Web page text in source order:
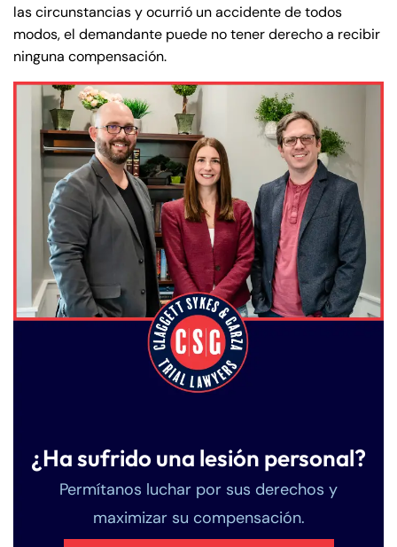
las circunstancias y ocurrió un accidente de todos
modos, el demandante puede no tener derecho a recibir
ninguna compensación.
¿Ha sufrido una lesión personal?
Permítanos luchar por sus derechos y
maximizar su compensación.
Saturday
Closed
Sunday
Closed
Saturday
Closed
Sunday
Closed